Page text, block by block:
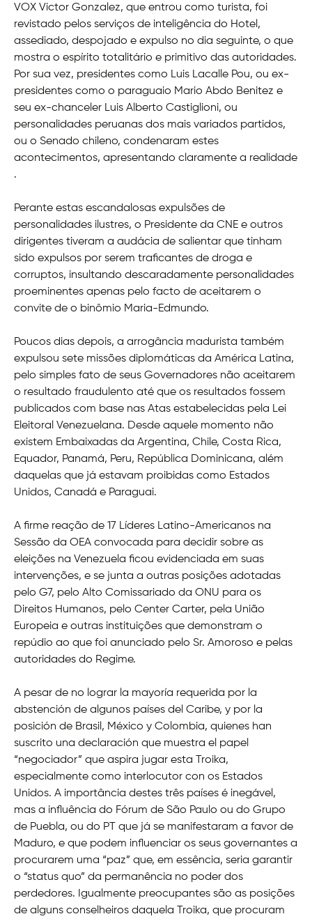
VOX Victor Gonzalez, que entrou como turista, foi
revistado pelos serviços de inteligência do Hotel,
assediado, despojado e expulso no dia seguinte, o que
mostra o espírito totalitário e primitivo das autoridades.
Por sua vez, presidentes como Luis Lacalle Pou, ou ex-
presidentes como o paraguaio Mario Abdo Benitez e
seu ex-chanceler Luis Alberto Castiglioni, ou
personalidades peruanas dos mais variados partidos,
ou o Senado chileno, condenaram estes
acontecimentos, apresentando claramente a realidade
.
Perante estas escandalosas expulsões de
personalidades ilustres, o Presidente da CNE e outros
dirigentes tiveram a audácia de salientar que tinham
sido expulsos por serem traficantes de droga e
corruptos, insultando descaradamente personalidades
proeminentes apenas pelo facto de aceitarem o
convite de o binômio Maria-Edmundo.
Poucos dias depois, a arrogância madurista também
expulsou sete missões diplomáticas da América Latina,
pelo simples fato de seus Governadores não aceitarem
o resultado fraudulento até que os resultados fossem
publicados com base nas Atas estabelecidas pela Lei
Eleitoral Venezuelana. Desde aquele momento não
existem Embaixadas da Argentina, Chile, Costa Rica,
Equador, Panamá, Peru, República Dominicana, além
daquelas que já estavam proibidas como Estados
Unidos, Canadá e Paraguai.
A firme reação de 17 Líderes Latino-Americanos na
Sessão da OEA convocada para decidir sobre as
eleições na Venezuela ficou evidenciada em suas
intervenções, e se junta a outras posições adotadas
pelo G7, pelo Alto Comissariado da ONU para os
Direitos Humanos, pelo Center Carter, pela União
Europeia e outras instituições que demonstram o
repúdio ao que foi anunciado pelo Sr. Amoroso e pelas
autoridades do Regime.
A pesar de no lograr la mayoría requerida por la
abstención de algunos países del Caribe, y por la
posición de Brasil, México y Colombia, quienes han
suscrito una declaración que muestra el papel
“negociador” que aspira jugar esta Troika,
especialmente como interlocutor con os Estados
Unidos. A importância destes três países é inegável,
mas a influência do Fórum de São Paulo ou do Grupo
de Puebla, ou do PT que já se manifestaram a favor de
Maduro, e que podem influenciar os seus governantes a
procurarem uma “paz” que, em essência, seria garantir
o “status quo” da permanência no poder dos
perdedores. Igualmente preocupantes são as posições
de alguns conselheiros daquela Troika, que procuram